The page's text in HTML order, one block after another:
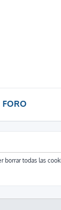
FORO
borrar todas las